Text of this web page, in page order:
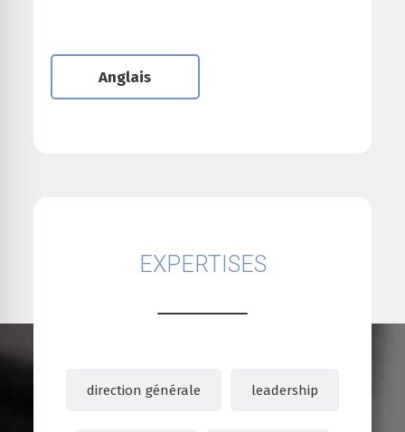
Anglais
EXPERTISES
direction générale leadership